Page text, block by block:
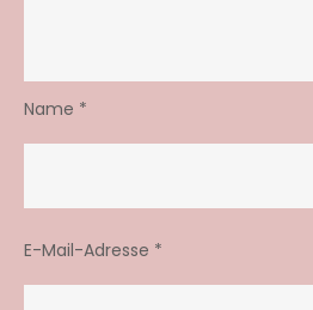
Name *
E-Mail-Adresse *